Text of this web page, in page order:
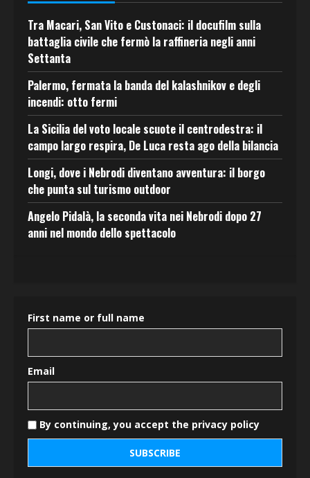
Tra Macari, San Vito e Custonaci: il docufilm sulla
battaglia civile che fermò la raffineria negli anni
Settanta
Palermo, fermata la banda del kalashnikov e degli
incendi: otto fermi
La Sicilia del voto locale scuote il centrodestra: il
campo largo respira, De Luca resta ago della bilancia
Longi, dove i Nebrodi diventano avventura: il borgo
che punta sul turismo outdoor
Angelo Pidalà, la seconda vita nei Nebrodi dopo 27
anni nel mondo dello spettacolo
First name or full name
Email
By continuing, you accept the privacy policy